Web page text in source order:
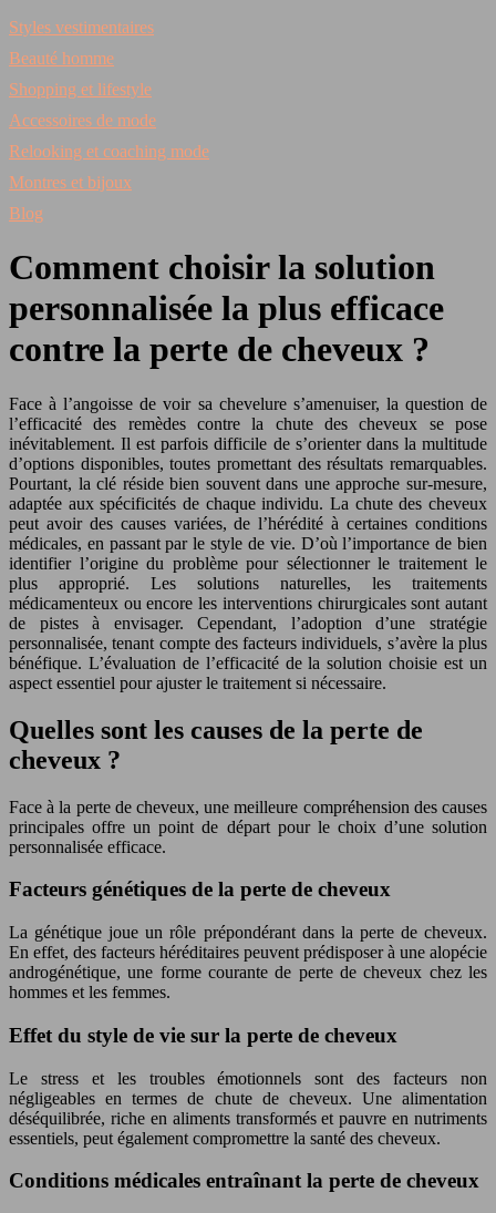
Styles vestimentaires
Beauté homme
Shopping et lifestyle
Accessoires de mode
Relooking et coaching mode
Montres et bijoux
Blog
Comment choisir la solution
personnalisée la plus efficace
contre la perte de cheveux ?
Face à l’angoisse de voir sa chevelure s’amenuiser, la question de
l’efficacité des remèdes contre la chute des cheveux se pose
inévitablement. Il est parfois difficile de s’orienter dans la multitude
d’options disponibles, toutes promettant des résultats remarquables.
Pourtant, la clé réside bien souvent dans une approche sur-mesure,
adaptée aux spécificités de chaque individu. La chute des cheveux
peut avoir des causes variées, de l’hérédité à certaines conditions
médicales, en passant par le style de vie. D’où l’importance de bien
identifier l’origine du problème pour sélectionner le traitement le
plus approprié. Les solutions naturelles, les traitements
médicamenteux ou encore les interventions chirurgicales sont autant
de pistes à envisager. Cependant, l’adoption d’une stratégie
personnalisée, tenant compte des facteurs individuels, s’avère la plus
bénéfique. L’évaluation de l’efficacité de la solution choisie est un
aspect essentiel pour ajuster le traitement si nécessaire.
Quelles sont les causes de la perte de
cheveux ?
Face à la perte de cheveux, une meilleure compréhension des causes
principales offre un point de départ pour le choix d’une solution
personnalisée efficace.
Facteurs génétiques de la perte de cheveux
La génétique joue un rôle prépondérant dans la perte de cheveux.
En effet, des facteurs héréditaires peuvent prédisposer à une alopécie
androgénétique, une forme courante de perte de cheveux chez les
hommes et les femmes.
Effet du style de vie sur la perte de cheveux
Le stress et les troubles émotionnels sont des facteurs non
négligeables en termes de chute de cheveux. Une alimentation
déséquilibrée, riche en aliments transformés et pauvre en nutriments
essentiels, peut également compromettre la santé des cheveux.
Conditions médicales entraînant la perte de cheveux